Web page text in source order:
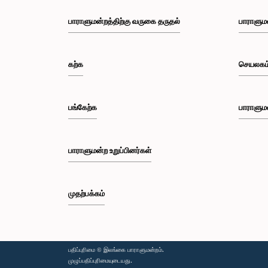
பாராளுமன்றத்திற்கு வருகை தருதல்
கற்க
பங்கேற்க
பாராளுமன்ற உறுப்பினர்கள்
முதற்பக்கம்
பதிப்புரிமை © இலங்கை பாராளுமன்றம்.
முழுப்பதிப்புரிமையுடையது.